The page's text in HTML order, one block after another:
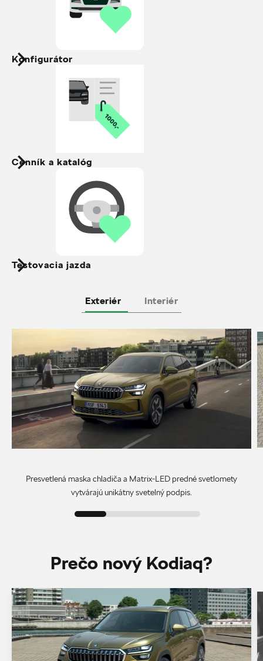
Konfigurátor
Cenník a katalóg
Testovacia jazda
Exteriér Interiér
Presvetlená maska chladiča a Matrix-LED predné svetlomety
vytvárajú unikátny svetelný podpis.
Prečo nový Kodiaq?